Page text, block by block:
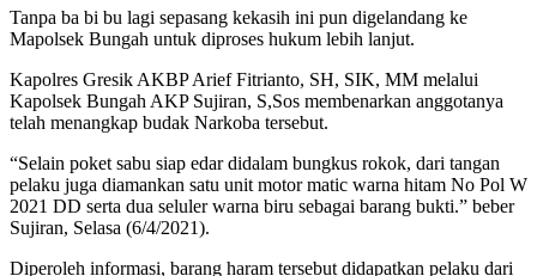
Tanpa ba bi bu lagi sepasang kekasih ini pun digelandang ke
Mapolsek Bungah untuk diproses hukum lebih lanjut.
Kapolres Gresik AKBP Arief Fitrianto, SH, SIK, MM melalui
Kapolsek Bungah AKP Sujiran, S,Sos membenarkan anggotanya
telah menangkap budak Narkoba tersebut.
“Selain poket sabu siap edar didalam bungkus rokok, dari tangan
pelaku juga diamankan satu unit motor matic warna hitam No Pol W
2021 DD serta dua seluler warna biru sebagai barang bukti.” beber
Sujiran, Selasa (6/4/2021).
Diperoleh informasi, barang haram tersebut didapatkan pelaku dari